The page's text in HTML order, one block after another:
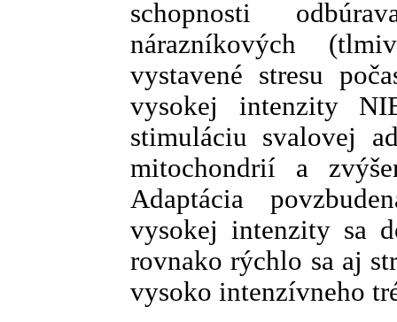
schopnosti
nárazníkových
vystavené stresu
vysokej intenzity
stimuláciu svalovej
mitochondrií a
Adaptácia
vysokej intenzity sa
rovnako rýchlo sa aj
vysoko intenzívneho